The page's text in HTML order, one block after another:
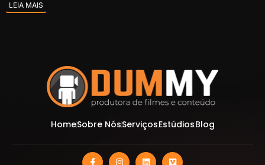
LEIA MAIS
HomeSobre NósServiçosEstúdiosBlog